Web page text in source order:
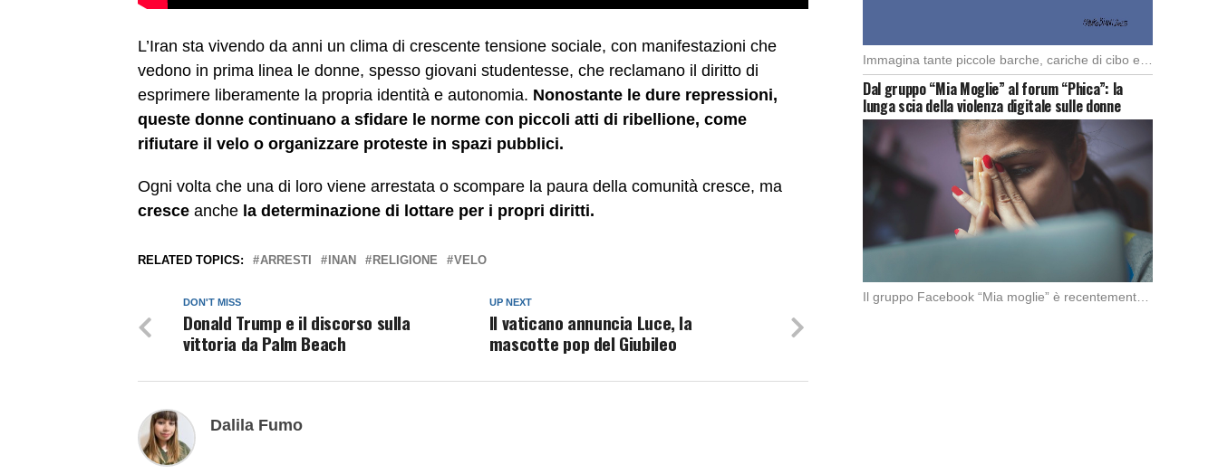
L’Iran sta vivendo da anni un clima di crescente tensione sociale, con manifestazioni che
vedono in prima linea le donne, spesso giovani studentesse, che reclamano il diritto di
esprimere liberamente la propria identità e autonomia. Nonostante le dure repressioni,
queste donne continuano a sfidare le norme con piccoli atti di ribellione, come
rifiutare il velo o organizzare proteste in spazi pubblici.
Ogni volta che una di loro viene arrestata o scompare la paura della comunità cresce, ma
cresce anche la determinazione di lottare per i propri diritti.
RELATED TOPICS: ARRESTI INAN RELIGIONE VELO
UP NEXT
Il vaticano annuncia Luce, la
mascotte pop del Giubileo
DON'T MISS
Donald Trump e il discorso sulla
vittoria da Palm Beach
Dalila Fumo
Immagina tante piccole barche, cariche di cibo e medicine, che partono da diversi porti del […]
Dal gruppo “Mia Moglie” al forum “Phica”: la
lunga scia della violenza digitale sulle donne
Il gruppo Facebook “Mia moglie” è recentemente stato chiuso da Meta in seguito alle denunce […]